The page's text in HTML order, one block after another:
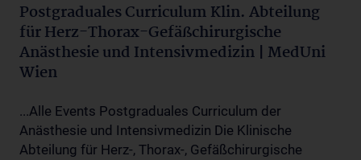
Postgraduales Curriculum Klin. Abteilung
für Herz-Thorax-Gefäßchirurgische
Anästhesie und Intensivmedizin | MedUni
Wien
...Alle Events Postgraduales Curriculum der
Anästhesie und Intensivmedizin Die Klinische
Abteilung für Herz-, Thorax-, Gefäßchirurgische